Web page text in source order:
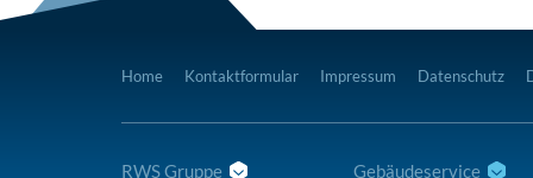
Home Kontaktformular Impressum Datenschutz
RWS Gruppe Gebäudeservice